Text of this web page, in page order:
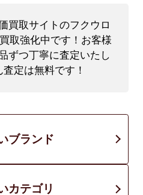
買取サイトのフクウロ
取強化中です！ お客様
ずつ丁寧に査定いたし
定は無料です！
ブランド
カテゴリ